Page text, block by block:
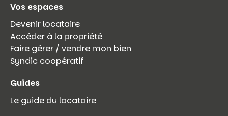
Vos espaces
Devenir locataire
Accéder à la propriété
Faire gérer / vendre mon bien
Syndic coopératif
Guides
Le guide du locataire